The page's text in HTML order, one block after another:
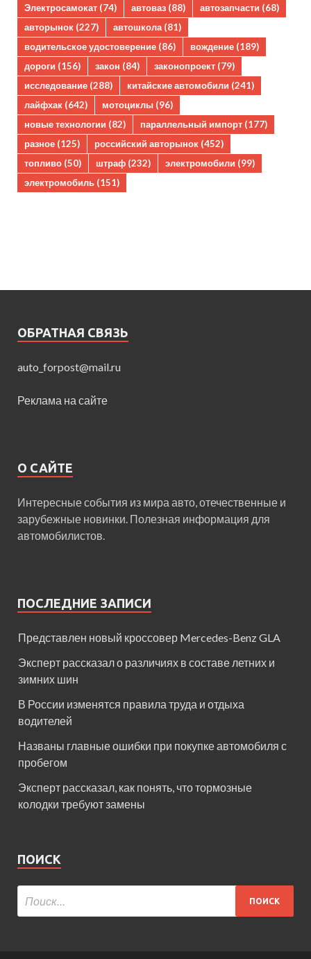
Электросамокат (74) автоваз (88) автозапчасти (68)
авторынок (227) автошкола(81)
водительское удостоверение (86) вождение (189)
дороги (156) закон (84) законопроект (79)
исследование (288) китайские автомобили (241)
лайфхак (642) мотоциклы (96)
новые технологии (82) параллельный импорт (177)
разное (125) российский авторынок (452)
топливо (50) штраф (232) электромобили (99)
электромобиль (151)
ОБРАТНАЯ СВЯЗЬ
auto_forpost@mail.ru
Реклама на сайте
О САЙТЕ
Интересные события из мира авто, отечественные и
зарубежные новинки. Полезная информация для
автомобилистов.
ПОСЛЕДНИЕ ЗАПИСИ
Представлен новый кроссовер Mercedes-Benz GLA
Эксперт рассказал о различиях в составе летних и
зимних шин
В России изменятся правила труда и отдыха
водителей
Названы главные ошибки при покупке автомобиля с
пробегом
Эксперт рассказал, как понять, что тормозные
колодки требуют замены
ПОИСК